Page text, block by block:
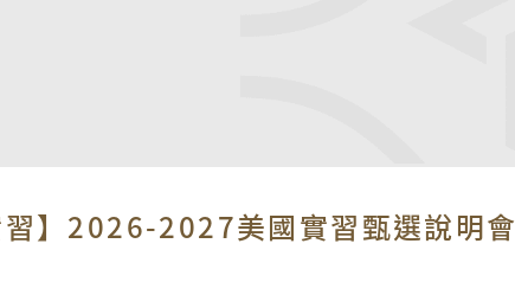
習】2026-2027美國實習甄選說明會